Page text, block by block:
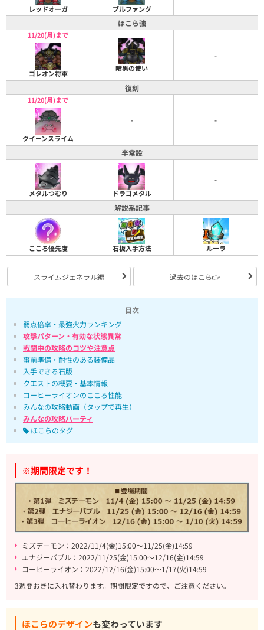
レッドオーガ ブルファング
ほこら強
11/20(月)まで
ゴレオン将軍
暗黒の使い
-
復刻
11/20(月)まで
クイーンスライム
- -
半常設
メタルつむり ドラゴメタル
-
解説系記事
こころ優先度 石板入手方法 ルーラ
スライムジェネラル編 過去のほこら👉
目次
弱点倍率・最強火力ランキング
攻撃パターン・有効な状態異常
戦闘中の攻略のコツや注意点
事前準備・耐性のある装備品
入手できる石版
クエストの概要・基本情報
コーヒーライオンのこころ性能
みんなの攻略動画（タップで再生）
みんなの攻略パーティ
ほこらのタグ
※期間限定です！
ミズデーモン：2022/11/4(金)15:00～11/25(金)14:59
エナジーバブル：2022/11/25(金)15:00～12/16(金)14:59
コーヒーライオン：2022/12/16(金)15:00～1/17(火)14:59
3週間おきに入れ替わります。期間限定ですので、ご注意ください。
ほこらのデザインも変わっています